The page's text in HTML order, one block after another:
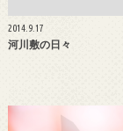
2014.9.17
河川敷の日々